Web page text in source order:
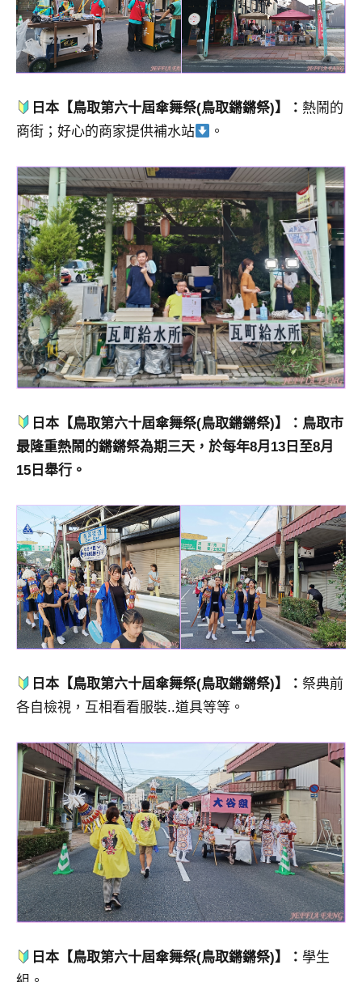
日本【鳥取第六十屆傘舞祭(鳥取鏘鏘祭)】： 熱鬧的
商街；好心的商家提供補水站
。
日本【鳥取第六十屆傘舞祭(鳥取鏘鏘祭)】：鳥取市
最隆重熱鬧的鏘鏘祭為期三天，於每年8月13日至8月
15日舉行。
日本【鳥取第六十屆傘舞祭(鳥取鏘鏘祭)】：祭典前
各自檢視，互相看看服裝..道具等等。
日本【鳥取第六十屆傘舞祭(鳥取鏘鏘祭)】：學生